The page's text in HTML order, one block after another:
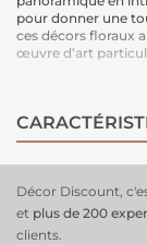
pour donner une
ces décors floraux
œuvre d’art
d'art géante qui
simplicité. Une
Dimensions : 400
Décor Discount,
et plus de 200
clients.